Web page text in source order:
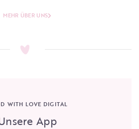
MEHR ÜBER UNS
WITH LOVE DIGITAL
App